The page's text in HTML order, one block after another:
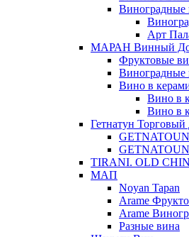
Виноградные
Арт
МАРАН Винный
Фруктовые
Виноградные
Вино в
Вино в
Вино в
Гетнатун
GETNATOUN
TIRANI. OLD
МАП
Noyan Tapan
Arame
Arame
Разные вина